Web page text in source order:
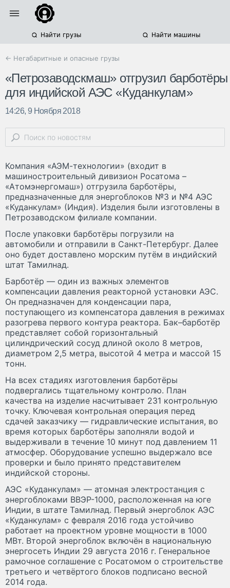
Найти грузы Найти машины
← Негабаритные и опасные грузы
«Петрозаводскмаш» отгрузил барботёры
для индийской АЭС «Куданкулам»
14:26, 9 Ноября 2018
Компания «АЭМ-технологии» (входит в
машиностроительный дивизион Росатома –
«Атомэнергомаш») отгрузила барботёры,
предназначенные для энергоблоков №3 и №4 АЭС
«Куданкулам» (Индия). Изделия были изготовлены в
Петрозаводском филиале компании.
После упаковки барботёры погрузили на
автомобили и отправили в Санкт-Петербург. Далее
оно будет доставлено морским путём в индийский
штат Тамилнад.
Барботёр — один из важных элементов
компенсации давления реакторной установки АЭС.
Он предназначен для конденсации пара,
поступающего из компенсатора давления в режимах
разогрева первого контура реактора. Бак–барботёр
представляет собой горизонтальный
цилиндрический сосуд длиной около 8 метров,
диаметром 2,5 метра, высотой 4 метра и массой 15
тонн.
На всех стадиях изготовления барботёры
подвергались тщательному контролю. План
качества на изделие насчитывает 231 контрольную
точку. Ключевая контрольная операция перед
сдачей заказчику — гидравлические испытания, во
время которых барботёры заполняли водой и
выдерживали в течение 10 минут под давлением 11
атмосфер. Оборудование успешно выдержало все
проверки и было принято представителем
индийской стороны.
АЭС «Куданкулам» — атомная электростанция с
энергоблоками ВВЭР-1000, расположенная на юге
Индии, в штате Тамилнад. Первый энергоблок АЭС
«Куданкулам» с февраля 2016 года устойчиво
работает на проектном уровне мощности в 1000
МВт. Второй энергоблок включён в национальную
энергосеть Индии 29 августа 2016 г. Генеральное
рамочное соглашение с Росатомом о строительстве
третьего и четвёртого блоков подписано весной
2014 года.